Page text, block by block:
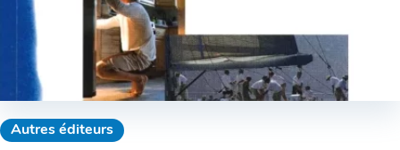
Autres éditeurs